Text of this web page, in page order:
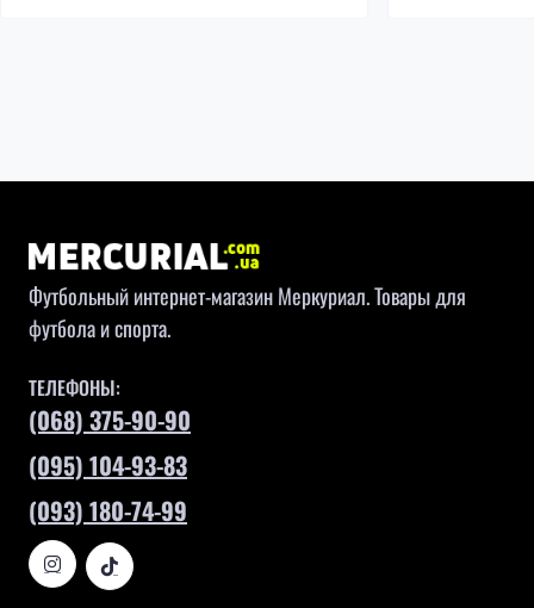
Футбольный интернет-магазин Меркуриал. Товары для
футбола и спорта.
ТЕЛЕФОНЫ:
(068) 375-90-90
(095) 104-93-83
(093) 180-74-99